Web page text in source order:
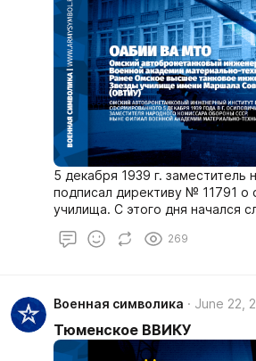
5 декабря 1939 г.
подписал директиву № 11791 о
училища. С этого дня начался
269
Военная символика June 22,
Тюменское ВВИКУ